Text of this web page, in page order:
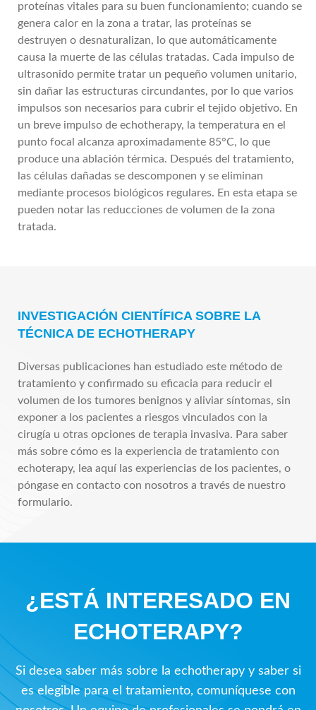
proteínas vitales para su buen funcionamiento; cuando se
genera calor en la zona a tratar, las proteínas se
destruyen o desnaturalizan, lo que automáticamente
causa la muerte de las células tratadas. Cada impulso de
ultrasonido permite tratar un pequeño volumen unitario,
sin dañar las estructuras circundantes, por lo que varios
impulsos son necesarios para cubrir el tejido objetivo. En
un breve impulso de echotherapy, la temperatura en el
punto focal alcanza aproximadamente 85°C, lo que
produce una ablación térmica. Después del tratamiento,
las células dañadas se descomponen y se eliminan
mediante procesos biológicos regulares. En esta etapa se
pueden notar las reducciones de volumen de la zona
tratada.
INVESTIGACIÓN CIENTÍFICA SOBRE LA
TÉCNICA DE ECHOTHERAPY
Diversas publicaciones han estudiado este método de
tratamiento y confirmado su eficacia para reducir el
volumen de los tumores benignos y aliviar síntomas, sin
exponer a los pacientes a riesgos vinculados con la
cirugía u otras opciones de terapia invasiva. Para saber
más sobre cómo es la experiencia de tratamiento con
echoterapy, lea aquí las experiencias de los pacientes, o
póngase en contacto con nosotros a través de nuestro
formulario.
¿ESTÁ INTERESADO EN
ECHOTERAPY?
Si desea saber más sobre la echotherapy y saber si
es elegible para el tratamiento, comuníquese con